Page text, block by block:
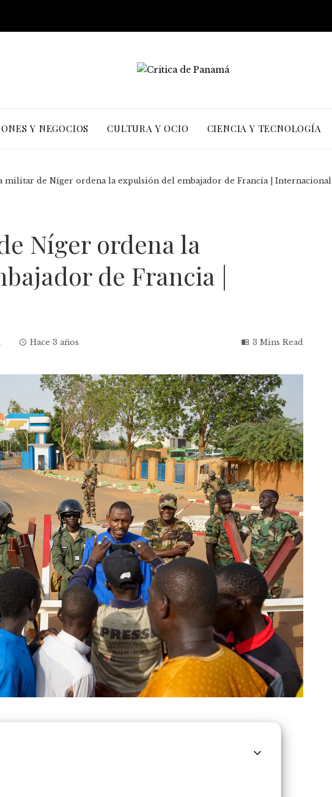
Y NEGOCIOS CULTURA Y OCIO CIENCIA Y TECNOLOGÍA
militar de Níger ordena la expulsión del embajador de Francia | Internacional
Níger ordena la
de Francia |
Hace 3 años 3 Mins Read